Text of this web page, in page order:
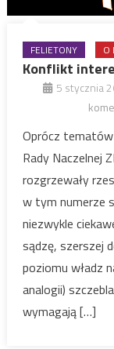
FELIETONY O
Konflikt
5 stycznia
Oprócz
Rady Naczelnej
rozgrzewały
w tym numerze
niezwykle
sądzę, szerszej
poziomu władz
analogii)
wymagają […]